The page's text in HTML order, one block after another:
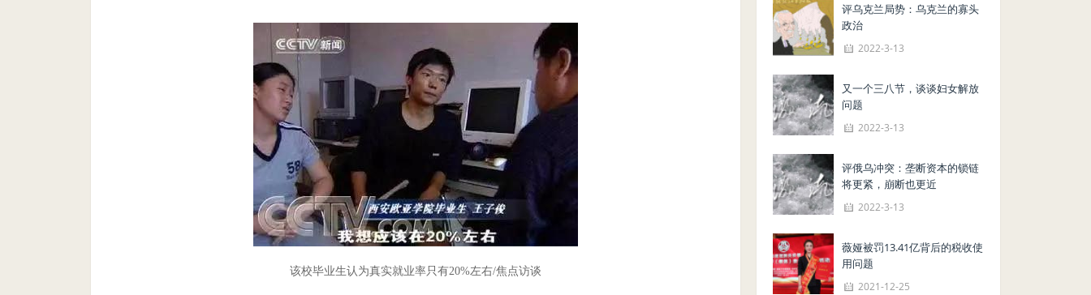
该校毕业生认为真实就业率只有20%左右/焦点访谈
评乌克兰局势：乌克兰的寡头
政治
2022-3-13
又一个三八节，谈谈妇女解放
问题
2022-3-13
评俄乌冲突：垄断资本的锁链
将更紧，崩断也更近
2022-3-13
薇娅被罚13.41亿背后的税收使
用问题
2021-12-25